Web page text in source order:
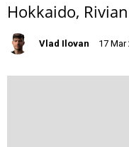
Hokkaido, Rivian
Vlad Ilovan 17 Mar